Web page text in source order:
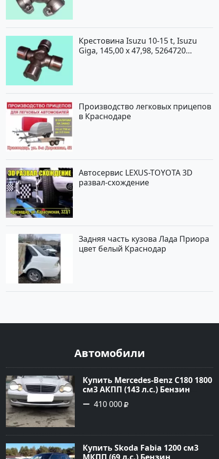
Крестовина Isuzu 10-15 t, Isuzu
Giga, 145,00 x 47,98, 5264720
Производство легковых прицепов
в Краснодаре
Автосервис LEXUS-TOYOTA 3D
развал-схождение
Задняя часть кузова Лада Приора
цвет белый Краснодар
Автомобили
Купить Mercedes-Benz C180 1800
см3 АКПП (143 л.с.) Бензин
инжектор в Тимашевск : цвет
Серебряный Седан 2006 года по
Авторынок23
410 000
Купить Skoda Fabia 1200 см3